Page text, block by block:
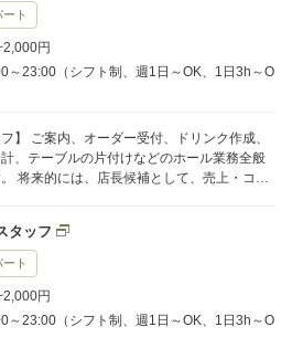
ト
円
～23:00（シフト制、週1日～OK、1日3h～O
ンク作成、
、テーブルの片付けなどのホール業務全般
コス
タッフ
ト
円
～23:00（シフト制、週1日～OK、1日3h～O